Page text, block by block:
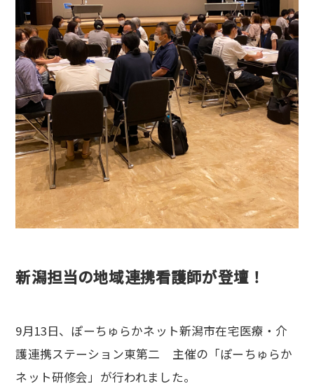
新潟担当の地域連携看護師が登壇！
9月13日、ぽーちゅらかネット新潟市在宅医療・介
護連携ステーション東第二 主催の「ぽーちゅらか
ネット研修会」が行われました。